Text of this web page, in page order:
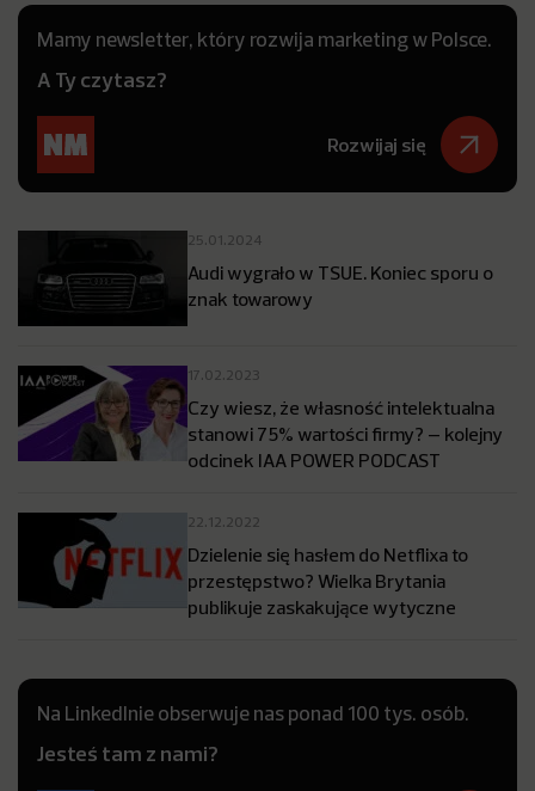
Mamy newsletter, który rozwija marketing w Polsce.
A Ty czytasz?
Rozwijaj się
25.01.2024
Audi wygrało w TSUE. Koniec sporu o
znak towarowy
17.02.2023
Czy wiesz, że własność intelektualna
stanowi 75% wartości firmy? – kolejny
odcinek IAA POWER PODCAST
22.12.2022
Dzielenie się hasłem do Netflixa to
przestępstwo? Wielka Brytania
publikuje zaskakujące wytyczne
Na LinkedInie obserwuje nas ponad 100 tys. osób.
Jesteś tam z nami?